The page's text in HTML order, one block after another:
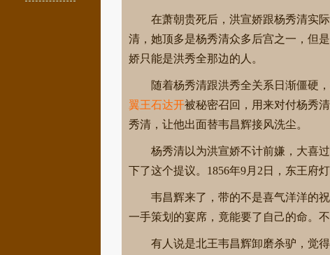
在萧朝贵死后，洪宣娇跟杨秀清实
清，她顶多是杨秀清众多后宫之一，但
娇只能是洪秀全那边的人。
随着杨秀清跟洪秀全关系日渐僵硬
翼王石达开被秘密召回，用来对付杨秀
秀清，让他出面替韦昌辉接风洗尘。
杨秀清以为洪宣娇不计前嫌，大喜
下了这个提议。1856年9月2日，东王府
韦昌辉来了，带的不是喜气洋洋的
一手策划的宴席，竟能要了自己的命。
有人说是北王韦昌辉卸磨杀驴，觉